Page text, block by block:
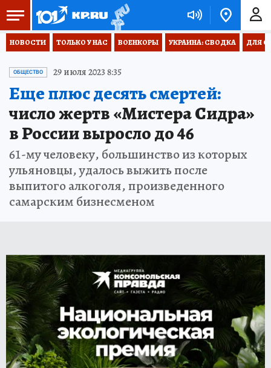
НОВОСТИ ТОЛЬКО У НАС ВОЕНКОРЫ УКРАИНА: СВОДКА ДЛЯ
ОБЩЕСТВО 29 июля 2023 8:35
Еще плюс десять смертей:
число жертв «Мистера Сидра»
в России выросло до 46
61-му человеку, большинство из которых
ульяновцы, удалось выжить после
выпитого алкоголя, произведенного
самарским бизнесменом